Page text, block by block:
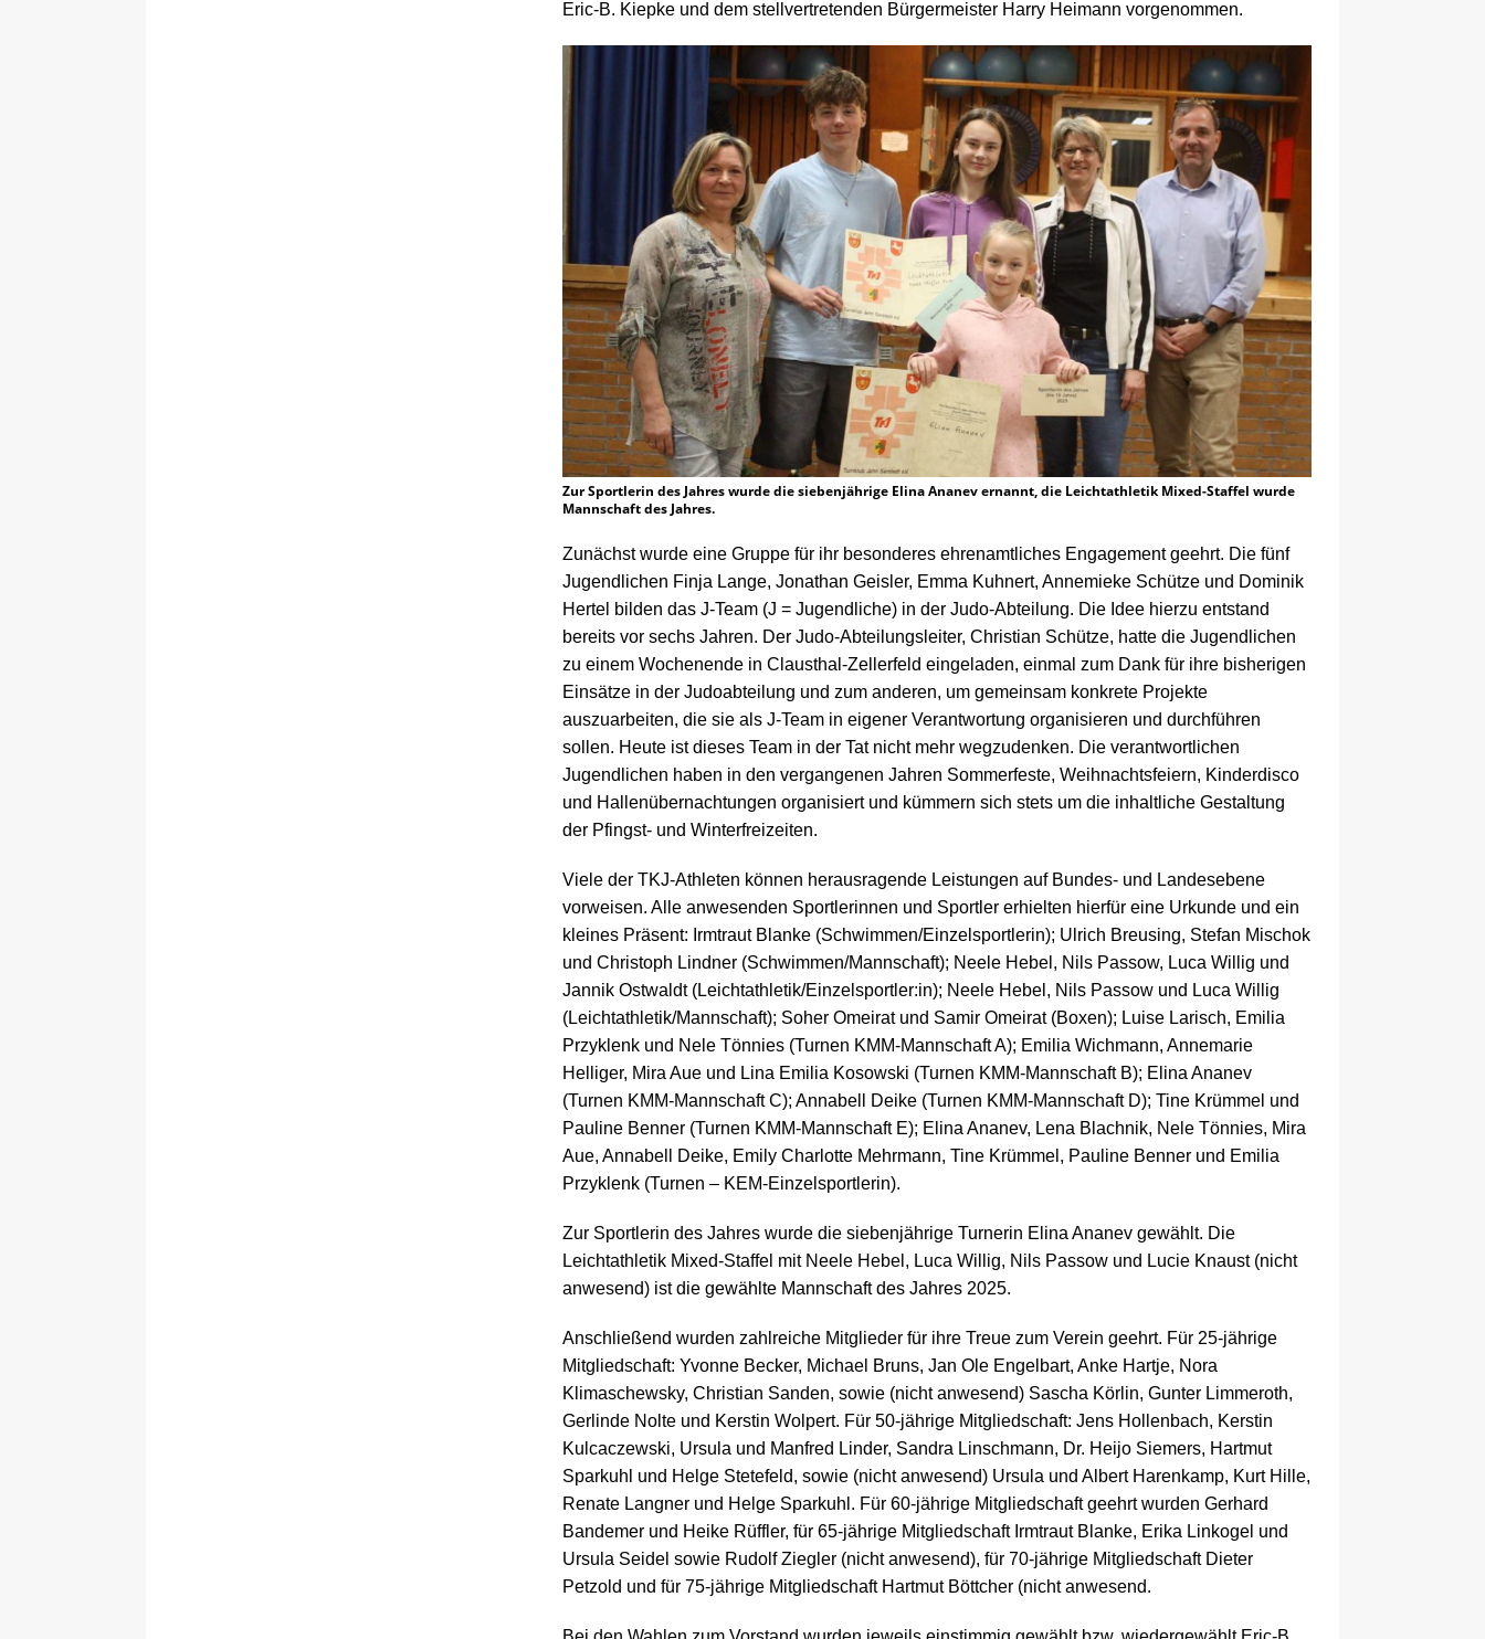
Eric-B. Kiepke und dem stellvertretenden Bürgermeister Harry Heimann vorgenommen.
Zur Sportlerin des Jahres wurde die siebenjährige Elina Ananev ernannt, die Leichtathletik Mixed-Staffel wurde
Mannschaft des Jahres.
Zunächst wurde eine Gruppe für ihr besonderes ehrenamtliches Engagement geehrt. Die fünf
Jugendlichen Finja Lange, Jonathan Geisler, Emma Kuhnert, Annemieke Schütze und Dominik
Hertel bilden das J-Team (J = Jugendliche) in der Judo-Abteilung. Die Idee hierzu entstand
bereits vor sechs Jahren. Der Judo-Abteilungsleiter, Christian Schütze, hatte die Jugendlichen
zu einem Wochenende in Clausthal-Zellerfeld eingeladen, einmal zum Dank für ihre bisherigen
Einsätze in der Judoabteilung und zum anderen, um gemeinsam konkrete Projekte
auszuarbeiten, die sie als J-Team in eigener Verantwortung organisieren und durchführen
sollen. Heute ist dieses Team in der Tat nicht mehr wegzudenken. Die verantwortlichen
Jugendlichen haben in den vergangenen Jahren Sommerfeste, Weihnachtsfeiern, Kinderdisco
und Hallenübernachtungen organisiert und kümmern sich stets um die inhaltliche Gestaltung
der Pfingst- und Winterfreizeiten.
Viele der TKJ-Athleten können herausragende Leistungen auf Bundes- und Landesebene
vorweisen. Alle anwesenden Sportlerinnen und Sportler erhielten hierfür eine Urkunde und ein
kleines Präsent: Irmtraut Blanke (Schwimmen/Einzelsportlerin); Ulrich Breusing, Stefan Mischok
und Christoph Lindner (Schwimmen/Mannschaft); Neele Hebel, Nils Passow, Luca Willig und
Jannik Ostwaldt (Leichtathletik/Einzelsportler:in); Neele Hebel, Nils Passow und Luca Willig
(Leichtathletik/Mannschaft); Soher Omeirat und Samir Omeirat (Boxen); Luise Larisch, Emilia
Przyklenk und Nele Tönnies (Turnen KMM-Mannschaft A); Emilia Wichmann, Annemarie
Helliger, Mira Aue und Lina Emilia Kosowski (Turnen KMM-Mannschaft B); Elina Ananev
(Turnen KMM-Mannschaft C); Annabell Deike (Turnen KMM-Mannschaft D); Tine Krümmel und
Pauline Benner (Turnen KMM-Mannschaft E); Elina Ananev, Lena Blachnik, Nele Tönnies, Mira
Aue, Annabell Deike, Emily Charlotte Mehrmann, Tine Krümmel, Pauline Benner und Emilia
Przyklenk (Turnen – KEM-Einzelsportlerin).
Zur Sportlerin des Jahres wurde die siebenjährige Turnerin Elina Ananev gewählt. Die
Leichtathletik Mixed-Staffel mit Neele Hebel, Luca Willig, Nils Passow und Lucie Knaust (nicht
anwesend) ist die gewählte Mannschaft des Jahres 2025.
Anschließend wurden zahlreiche Mitglieder für ihre Treue zum Verein geehrt. Für 25-jährige
Mitgliedschaft: Yvonne Becker, Michael Bruns, Jan Ole Engelbart, Anke Hartje, Nora
Klimaschewsky, Christian Sanden, sowie (nicht anwesend) Sascha Körlin, Gunter Limmeroth,
Gerlinde Nolte und Kerstin Wolpert. Für 50-jährige Mitgliedschaft: Jens Hollenbach, Kerstin
Kulcaczewski, Ursula und Manfred Linder, Sandra Linschmann, Dr. Heijo Siemers, Hartmut
Sparkuhl und Helge Stetefeld, sowie (nicht anwesend) Ursula und Albert Harenkamp, Kurt Hille,
Renate Langner und Helge Sparkuhl. Für 60-jährige Mitgliedschaft geehrt wurden Gerhard
Bandemer und Heike Rüffler, für 65-jährige Mitgliedschaft Irmtraut Blanke, Erika Linkogel und
Ursula Seidel sowie Rudolf Ziegler (nicht anwesend), für 70-jährige Mitgliedschaft Dieter
Petzold und für 75-jährige Mitgliedschaft Hartmut Böttcher (nicht anwesend.